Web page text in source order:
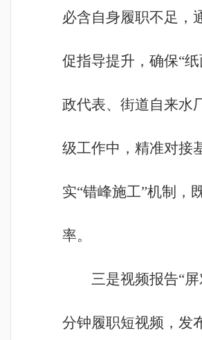
必含自身履职不足，
促指导提升，确保“
政代表、街道自来水
级工作中，精准对接
实“错峰施工”机制，
率。
三是视频报告“
分钟履职短视频，发